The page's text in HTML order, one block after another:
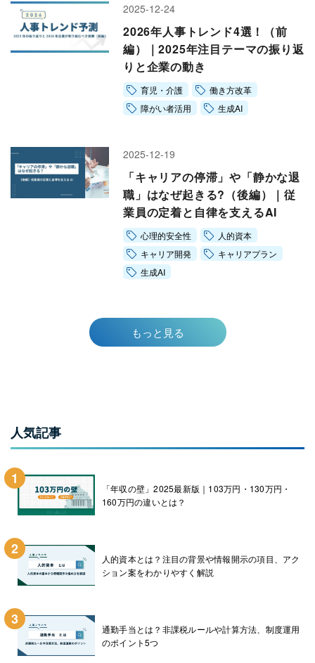
2025-12-24
2026年人事トレンド4選！（前
編）｜2025年注目テーマの振り返
りと企業の動き
育児・介護
働き方改革
障がい者活用
生成AI
2025-12-19
「キャリアの停滞」や「静かな退
職」はなぜ起きる?（後編）｜従
業員の定着と自律を支えるAI
心理的安全性
人的資本
キャリア開発
キャリアプラン
生成AI
もっと見る
人気記事
1
「年収の壁」2025最新版｜103万円・130万円・
160万円の違いとは？
2
人的資本とは？注目の背景や情報開示の項目、アク
ション案をわかりやすく解説
3
通勤手当とは？非課税ルールや計算方法、制度運用
のポイント5つ